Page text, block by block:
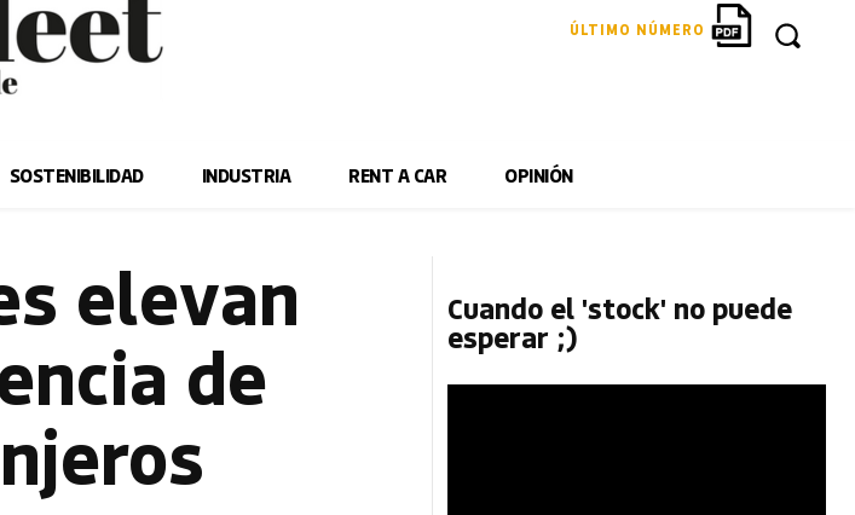
ÚLTIMO NÚMERO
SOSTENIBILIDAD INDUSTRIA RENT A CAR OPINIÓN
elevan
de
Cuando el 'stock' no puede
esperar ;)